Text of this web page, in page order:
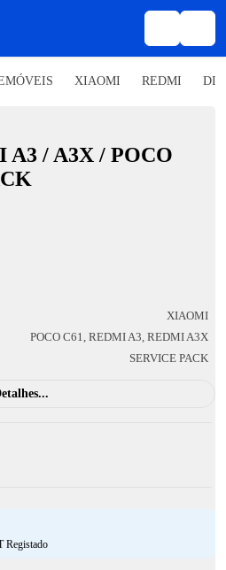
XIAOMI REDMI
A3 / A3X / POCO
XIAOMI
POCO C61, REDMI A3, REDMI A3X
SERVICE PACK
Registado